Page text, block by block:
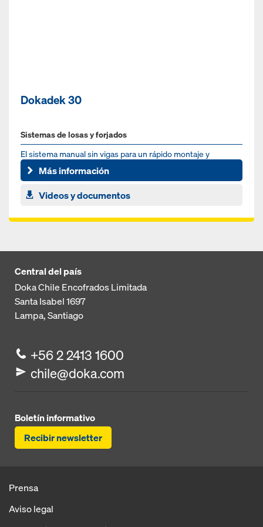
Dokadek 30
Sistemas de losas y forjados
El sistema manual sin vigas para un rápido montaje y
desmontaje
Más información
Videos y documentos
Central del país
Doka Chile Encofrados Limitada
Santa Isabel 1697
Lampa, Santiago
+56 2 2413 1600
chile@doka.com
Boletín informativo
Recibir newsletter
Prensa
Aviso legal